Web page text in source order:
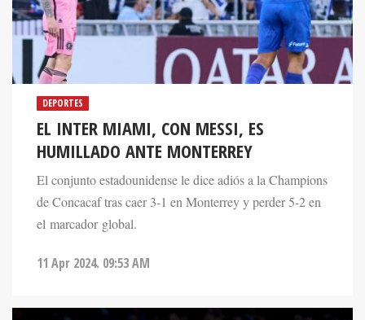
DEPORTES
EL INTER MIAMI, CON MESSI, ES
HUMILLADO ANTE MONTERREY
El conjunto estadounidense le dice adiós a la Champions
de Concacaf tras caer 3-1 en Monterrey y perder 5-2 en
el marcador global.
11 Apr 2024. 09:53 AM